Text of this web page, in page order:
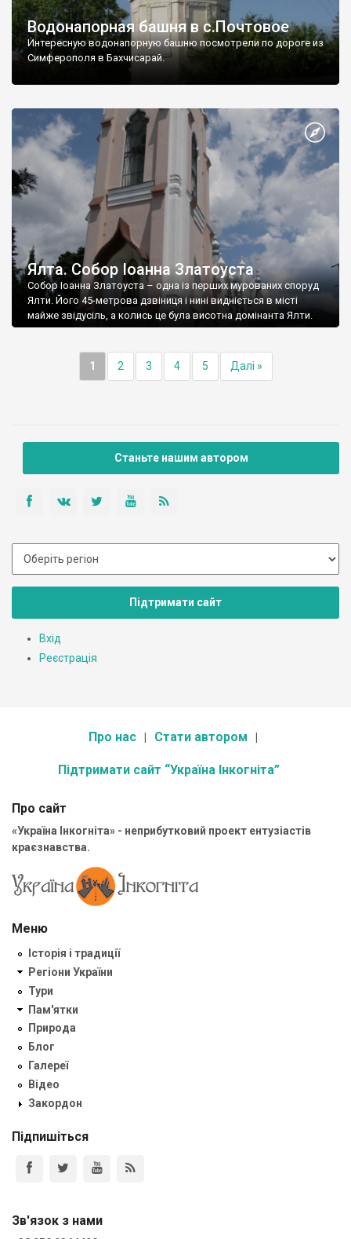
Водонапорная башня в с.Почтовое
Интересную водонапорную башню посмотрели по дороге из
Симферополя в Бахчисарай.
Ялта. Собор Іоанна Златоуста
Собор Іоанна Златоуста – одна із перших мурованих споруд
Ялти. Його 45-метрова дзвіниця і нині видніється в місті
майже звідусіль, а колись це була висотна домінанта Ялти.
1 2 3 4 5 Далі »
Станьте нашим автором
Підтримати сайт
Вхід
Реєстрація
Про нас Стати автором
Підтримати сайт “Україна Інкогніта”
Про сайт
«Україна Інкогніта» - неприбутковий проект ентузіастів
краєзнавства.
Меню
Історія і традиції
Регіони України
Тури
Пам'ятки
Природа
Блог
Галереї
Відео
Закордон
Підпишіться
Зв'язок з нами